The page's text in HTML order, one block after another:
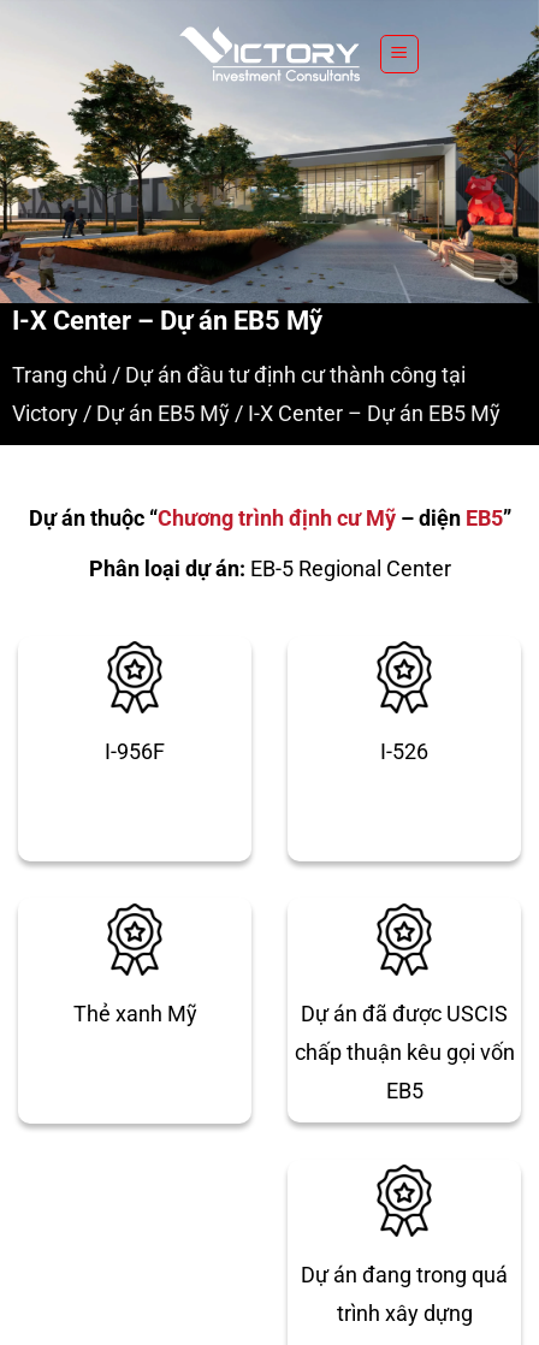
t
o
c
o
n
t
I-X Center – Dự án EB5 Mỹ
Trang chủ / Dự án đầu tư định cư thành công tại
Victory / Dự án EB5 Mỹ / I-X Center – Dự án EB5 Mỹ
Dự án thuộc “Chương trình định cư Mỹ– diện EB5”
Phân loại dự án: EB-5 Regional Center
I-956F I-526
Thẻ xanh Mỹ
Dự án đã được USCIS
chấp thuận kêu gọi vốn
EB5
Dự án đang trong quá
trình xây dựng